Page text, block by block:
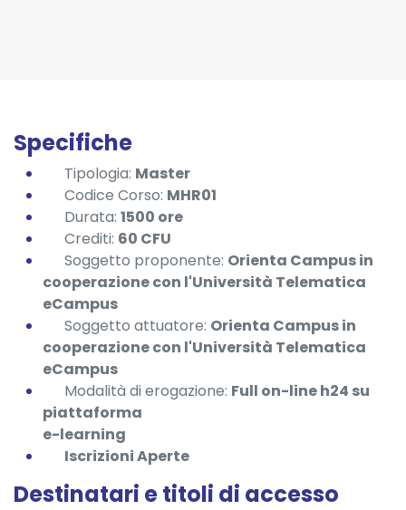
Specifiche
Tipologia: Master
Codice Corso: MHR01
Durata: 1500 ore
Crediti: 60 CFU
Soggetto proponente: Orienta Campus in
cooperazione con l'Università Telematica
eCampus
Soggetto attuatore: Orienta Campus in
cooperazione con l'Università Telematica
eCampus
Modalità di erogazione: Full on-line h24 su
piattaforma
e-learning
Iscrizioni Aperte
Destinatari e titoli di accesso